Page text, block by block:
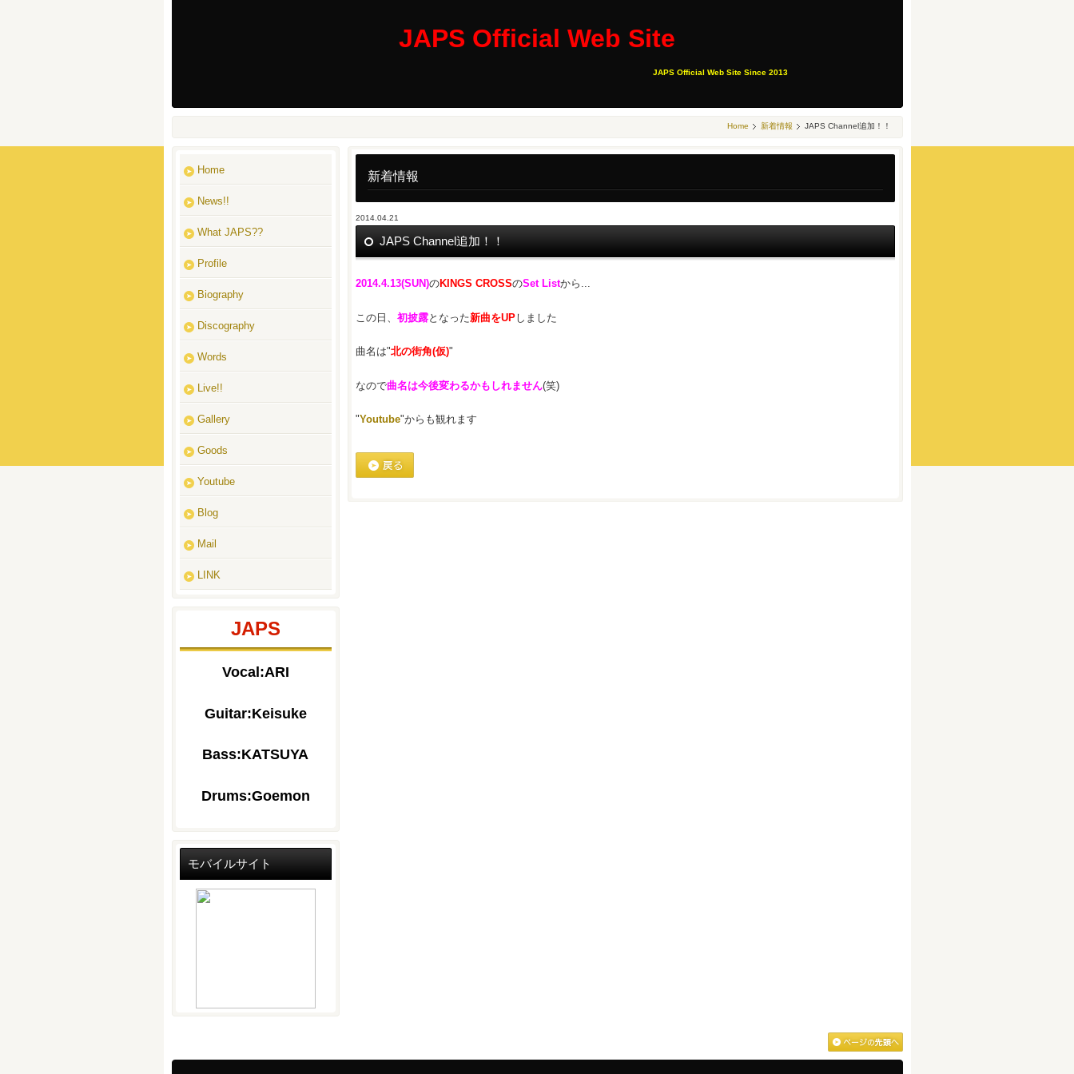
JAPS Official Web Site
JAPS Official Web Site Since 2013
Home 新着情報 JAPS Channel追加！！
新着情報
2014.04.21
JAPS Channel追加！！
2014.4.13(SUN)のKINGS CROSSのSet Listから...
この日、 初披露となった新曲をUPしました
曲名は"北の街角(仮)"
なので曲名は今後変わるかもしれません(笑)
"Youtube"からも観れます
Home
News!!
What JAPS??
Profile
Biography
Discography
Words
Live!!
Gallery
Goods
Youtube
Blog
Mail
LINK
JAPS
Vocal:ARI
Guitar:Keisuke
Bass:KATSUYA
Drums:Goemon
モバイルサイト